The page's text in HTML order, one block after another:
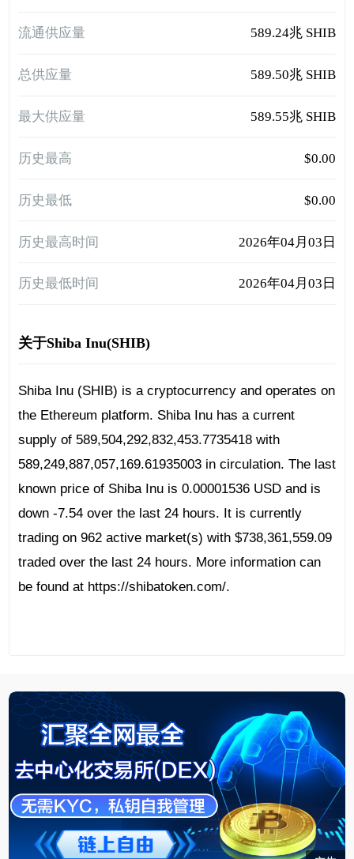
流通供应量 589.24兆 SHIB
总供应量 589.50兆 SHIB
最大供应量 589.55兆 SHIB
历史最高 $0.00
历史最低 $0.00
历史最高时间 2026年04月03日
历史最低时间 2026年04月03日
关于Shiba Inu(SHIB)
Shiba Inu (SHIB) is a cryptocurrency and operates on
the Ethereum platform. Shiba Inu has a current
supply of 589,504,292,832,453.7735418 with
589,249,887,057,169.61935003 in circulation. The last
known price of Shiba Inu is 0.00001536 USD and is
down -7.54 over the last 24 hours. It is currently
trading on 962 active market(s) with $738,361,559.09
traded over the last 24 hours. More information can
be found at https://shibatoken.com/.